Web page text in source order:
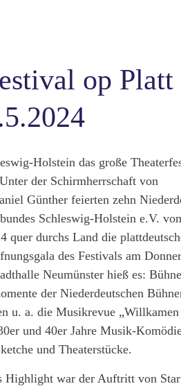
op Platt
Holstein das große
der Schirmherrschaft von
Günther feierten zehn
Schleswig-Holstein e.V.
quer durchs Land die
des Festivals am
Neumünster hieß es:
der Niederdeutschen
u. a. die Musikrevue
und 40er Jahre Musik-
und Theaterstücke.
Highlight war der Auftritt von